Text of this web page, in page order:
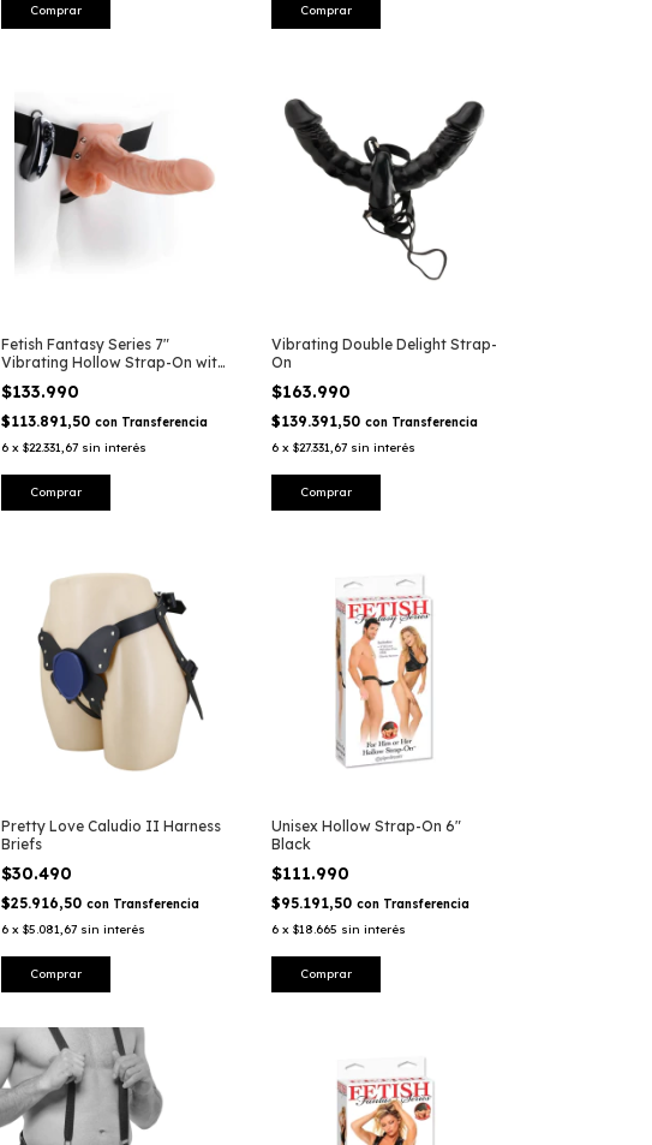
Fetish Fantasy Series 7"
Vibrating Hollow Strap-On with
$133.990
$113.891,50 con Transferencia
6 x $22.331,67 sin interés
Vibrating Double Delight Strap-
On
$163.990
$139.391,50 con Transferencia
6 x $27.331,67 sin interés
Pretty Love Caludio II Harness
Briefs
$30.490
$25.916,50 con Transferencia
6 x $5.081,67 sin interés
Unisex Hollow Strap-On 6"
Black
$111.990
$95.191,50 con Transferencia
6 x $18.665 sin interés